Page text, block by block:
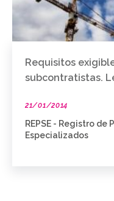
Requisitos
subcontratistas.
21/01/2014
REPSE - Registro
Especializados